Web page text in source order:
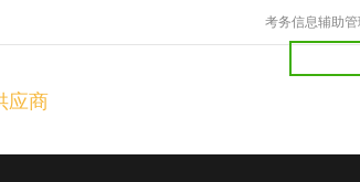
考务信息辅助管
应商